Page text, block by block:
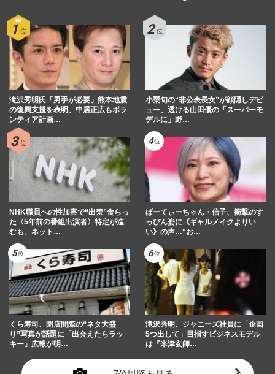
滝沢秀明氏「男手が必要」熊本地震
の復興支援を表明、中居正広もボラ
ンティア計画…
小栗旬の“非公表長女”が顔隠しデビ
ュー、透ける山田優の「スーパーモ
デルに」野…
NHK職員への性加害で“出禁”食らっ
た〈5年前の番組出演者〉特定が進
むも、ネット…
ぱーてぃーちゃん・信子、衝撃のす
っぴん姿に《ギャルメイクよりい
い》の声…“お…
くら寿司、閉店間際の“ネタ大盛
り”写真が話題に「出会えたらラッ
キー」広報が明…
滝沢秀明、ジャニーズ社員に「企画
5つ出して」目指すビジネスモデル
は『米津玄師…